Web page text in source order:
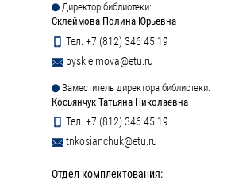
Директор библиотеки:
Склеймова Полина Юрьевна
Тел. +7 (812) 346 45 19
pyskleimova@etu.ru
Заместитель директора библиотеки:
Косьянчук Татьяна Николаевна
Тел. +7 (812) 346 45 19
tnkosianchuk@etu.ru
Отдел комплектования: